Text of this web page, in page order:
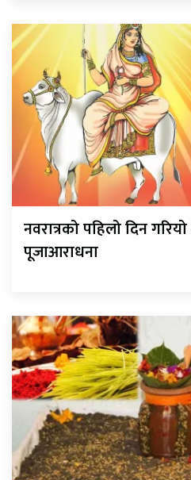
नवरात्रको पहिलो दिन
पूजाआराधना